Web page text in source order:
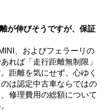
が伸びそうですが、保証
、およびフェラーリの
れば「走行距離無制限」
距離を気にせず、心ゆく
は認定中古車ならではの
修理費用の総額について